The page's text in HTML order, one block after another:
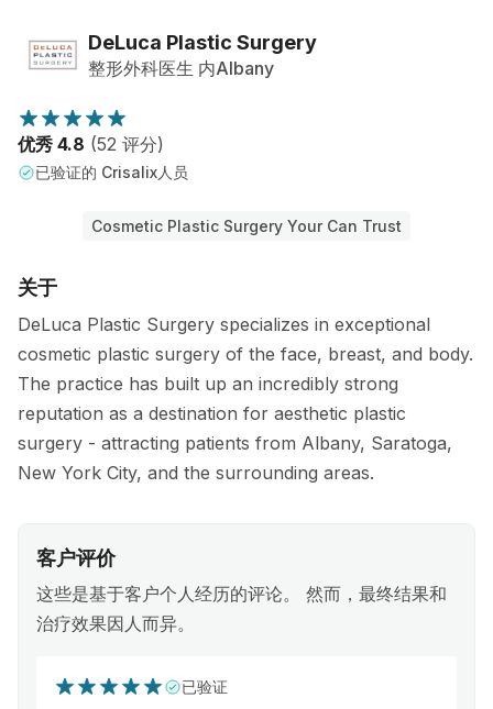
客户评价
DeLuca Plastic Surgery
整形外科医生 内Albany
优秀 4.8 (52 评分)
已验证的 Crisalix人员
Cosmetic Plastic Surgery Your Can Trust
关于
DeLuca Plastic Surgery specializes in exceptional
cosmetic plastic surgery of the face, breast, and body.
The practice has built up an incredibly strong
reputation as a destination for aesthetic plastic
surgery - attracting patients from Albany, Saratoga,
New York City, and the surrounding areas.
客户评价
这些是基于客户个人经历的评论。 然而，最终结果和
治疗效果因人而异。
已验证